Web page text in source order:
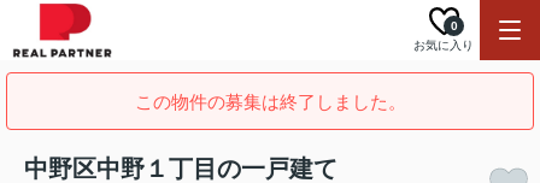
お気に入り
0
この物件の募集は終了しました。
中野区中野１丁目の一戸建て